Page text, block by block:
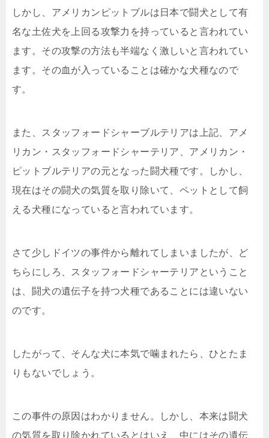
しかし、アメリカンピットブルは日本で闘犬として有
名な土佐犬を上回る攻撃力を持っていると言われてい
ます。その攻撃の方法も半端なく激しいと言われてい
ます。その血が入っていることは確かな犬種なので
す。
また、スタッフォードシャーブルテリアは上記、アメ
リカン・スタッフォードシャーテリア、アメリカン・
ピットブルテリアの元となった闘犬種です。しかし、
現在はその闘犬の気質を取り除いて、ペットとして飼
える犬種になっていると言われています。
さて少しドイツの事件から離れてしまいましたが、ど
ちらにしろ、スタッフォードシャーテリアということ
は、闘犬の遺伝子を持つ犬種であることには違いない
のです。
したがって、そんな犬に本気で噛まれたら、ひとたま
りもないでしょう。
この事件の原因はわかりません。しかし、本来は闘犬
の気質を取り除かれているとはいえ、中にはその遺伝